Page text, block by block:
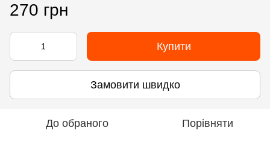
270 грн
Купити
Замовити швидко
До обраного Порівняти